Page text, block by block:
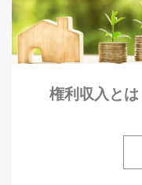
権利収入とは